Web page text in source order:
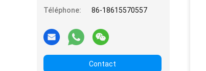
Téléphone:
86-18615570557
Contact